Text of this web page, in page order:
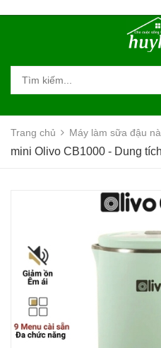
Trang chủ Máy làm sữa đậu
mini Olivo CB1000 - Dung